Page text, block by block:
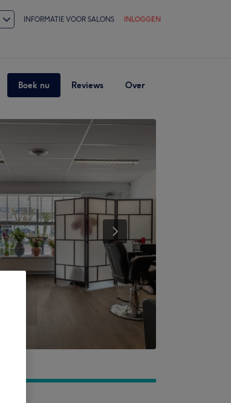
INFORMATIE VOOR SALONS INLOGGEN
Boek nu Reviews Over